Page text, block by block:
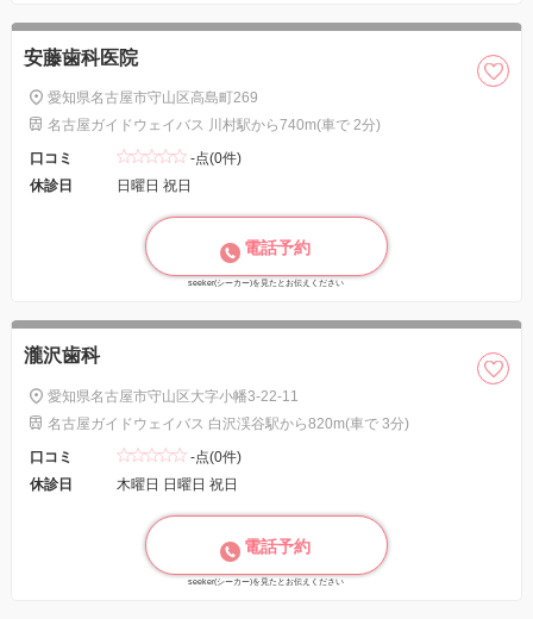
安藤歯科医院
愛知県名古屋市守山区高島町269
名古屋ガイドウェイバス 川村駅から740m(車で 2分)
口コミ
-点(0件)
休診日
日曜日 祝日
電話予約
seeker(シーカー)を見たとお伝えください
瀧沢歯科
愛知県名古屋市守山区大字小幡3-22-11
名古屋ガイドウェイバス 白沢渓谷駅から820m(車で 3分)
口コミ
-点(0件)
休診日
木曜日 日曜日 祝日
電話予約
seeker(シーカー)を見たとお伝えください